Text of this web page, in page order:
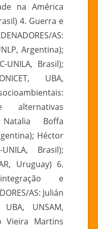
na América
4. Guerra e
AS:
Argentina);
UNILA, Brasil);
UBA,
Natalia Boffa
Héctor
UNILA, Brasil);
Uruguay) 6.
e
AS: Julián
UBA, UNSAM,
Vieira Martins